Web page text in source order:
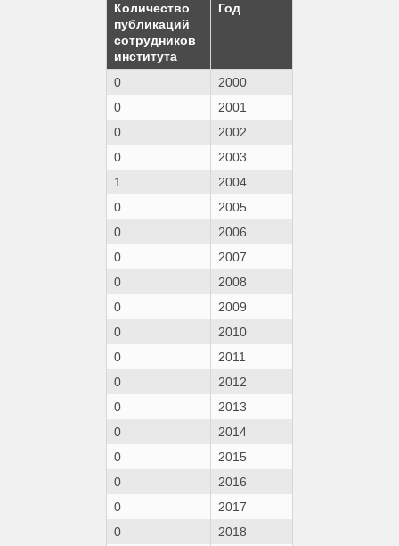
Количество
публикаций
сотрудников
института
Год
0
2000
0
2001
0
2002
0
2003
1
2004
0
2005
0
2006
0
2007
0
2008
0
2009
0
2010
0
2011
0
2012
0
2013
0
2014
0
2015
0
2016
0
2017
0
2018